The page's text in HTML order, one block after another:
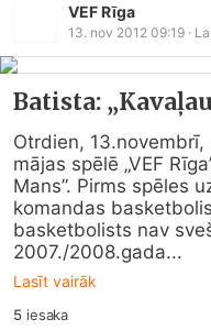
VEF Rīga
13. nov 2012 09:19 ·
Batista:
Otrdien, 13.novembrī,
mājas spēlē „VEF
Mans”. Pirms spēles
komandas
basketbolists nav
2007./2008.gada...
Lasīt vairāk
5iesaka